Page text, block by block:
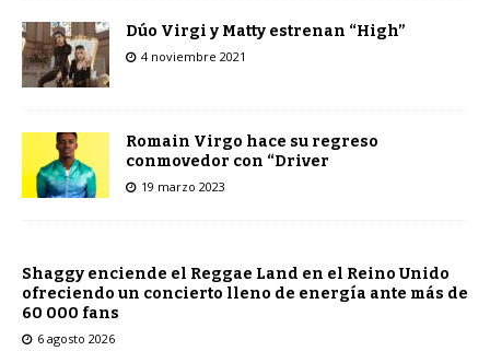
Dúo Virgi y Matty estrenan “High”
4 noviembre 2021
Romain Virgo hace su regreso
conmovedor con “Driver
19 marzo 2023
Shaggy enciende el Reggae Land en el Reino Unido
ofreciendo un concierto lleno de energía ante más de
60 000 fans
6 agosto 2026